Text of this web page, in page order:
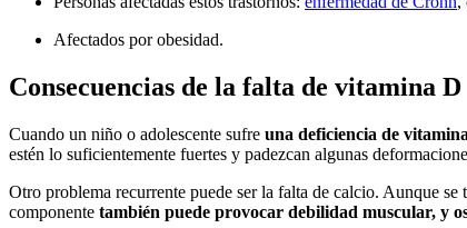
Afectados por obesidad.
Consecuencias de la falta de vitamina D
Cuando un niño o adolescente sufre una deficiencia de
estén lo suficientemente fuertes y padezcan algunas
Otro problema recurrente puede ser la falta de calcio. Aunque
componente también puede provocar debilidad muscular, y